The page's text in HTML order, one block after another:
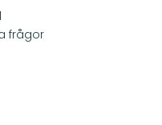
frågor